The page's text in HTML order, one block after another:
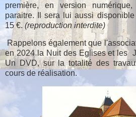
première, en version
paraitre. Il sera lui aussi
15 €. (reproduction interdite)
Rappelons également que
en 2024 la Nuit des Eglises et les
Un DVD, sur la totalité des
cours de réalisation.